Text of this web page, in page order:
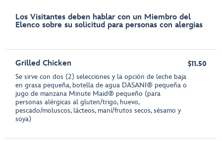
Los Visitantes deben hablar con un Miembro del
Elenco sobre su solicitud para personas con alergias
Grilled Chicken
Se sirve con dos (2) selecciones y la opción de leche baja
en grasa pequeña, botella de agua DASANI® pequeña o
jugo de manzana Minute Maid® pequeño (para
personas alérgicas al gluten/trigo, huevo,
pescado/moluscos, lácteos, maní/frutos secos, sésamo y
soya)
$11.50